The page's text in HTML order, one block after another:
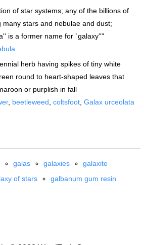
of star systems; any of the billions of
many stars and nebulae and dust;
is a former name for `galaxy''"
herb having spikes of tiny white
round to heart-shaped leaves that
or purplish in fall
, beetleweed coltsfoot Galax urceolata
galas galaxies
galaxite
of stars
galbanum gum resin